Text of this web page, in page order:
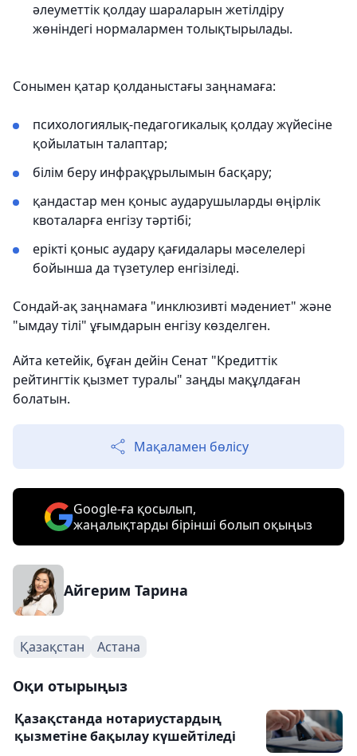
әлеуметтік қолдау шараларын жетілдіру
жөніндегі нормалармен толықтырылады.
Сонымен қатар қолданыстағы заңнамаға:
психологиялық-педагогикалық қолдау жүйесіне
қойылатын талаптар;
білім беру инфрақұрылымын басқару;
қандастар мен қоныс аударушыларды өңірлік
квоталарға енгізу тәртібі;
ерікті қоныс аудару қағидалары мәселелері
бойынша да түзетулер енгізіледі.
Сондай-ақ заңнамаға "инклюзивті мәдениет" және
"ымдау тілі" ұғымдарын енгізу көзделген.
Айта кетейік, бұған дейін Сенат "Кредиттік
рейтингтік қызмет туралы" заңды мақұлдаған
болатын.
Мақаламен бөлісу
Google-ға қосылып,
жаңалықтарды бірінші болып оқыңыз
Айгерим Тарина
Қазақстан Астана
Оқи отырыңыз
Қазақстанда нотариустардың
қызметіне бақылау күшейтіледі